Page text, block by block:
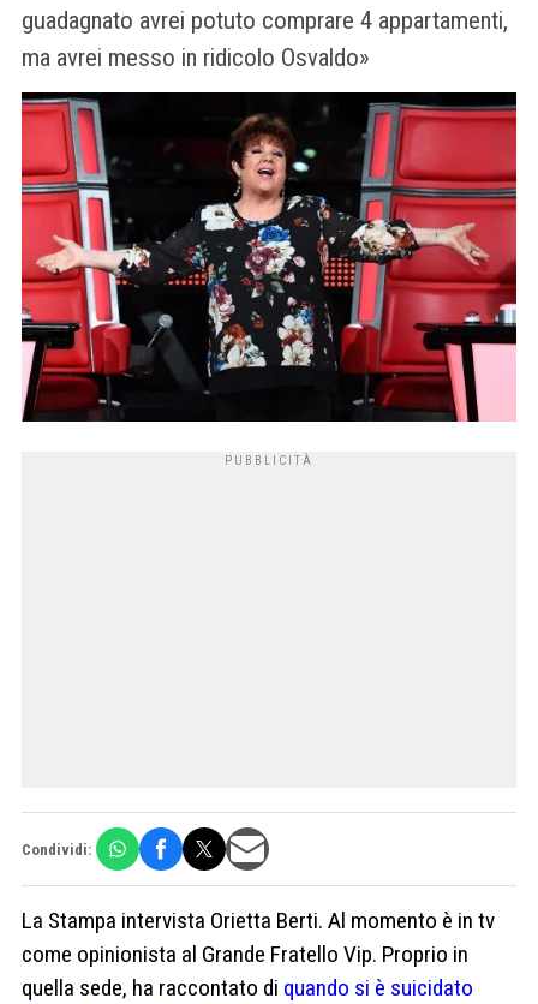
guadagnato avrei potuto comprare 4 appartamenti,
ma avrei messo in ridicolo Osvaldo»
Condividi:
La Stampa intervista Orietta Berti. Al momento è in tv
come opinionista al Grande Fratello Vip. Proprio in
quella sede, ha raccontato di quando si è suicidato